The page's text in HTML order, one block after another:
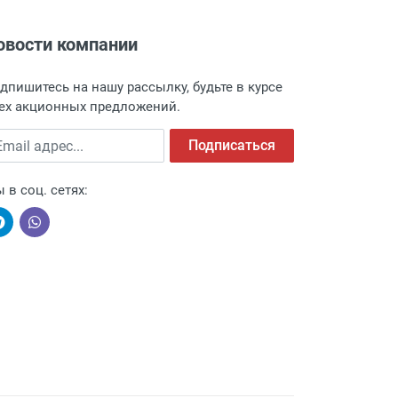
г. Москва, Переведеновский
о поступлении товара.
пункт выдачи, чтобы избежать
компаниями, поэтому легко и
компании
на нашу рассылку, будьте в курсе
акционных предложений.
адрес Подписаться
в соц. сетях: